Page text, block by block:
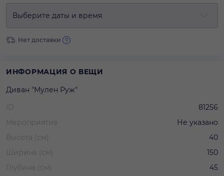
Выберите даты и время
Нет доставки
ИНФОРМАЦИЯ О ВЕЩИ
Диван "Мулен Руж"
ID
81256
Мероприятие
Не указано
Высота (см)
40
Ширина (см)
150
Глубина (см)
45